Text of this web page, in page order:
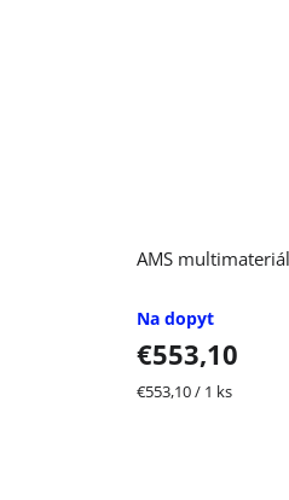
AMS
Na dopyt
€553,10
Jednotková
€553,10 / 1 ks